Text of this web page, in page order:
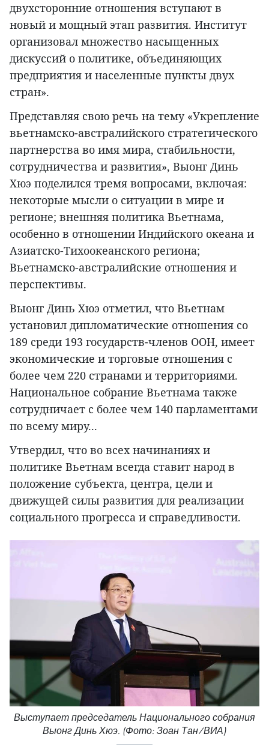
двухсторонние отношения вступают в
новый и мощный этап развития. Институт
организовал множество насыщенных
дискуссий о политике, объединяющих
предприятия и населенные пункты двух
стран».
Представляя свою речь на тему «Укрепление
вьетнамско-австралийского стратегического
партнерства во имя мира, стабильности,
сотрудничества и развития», Выонг Динь
Хюэ поделился тремя вопросами, включая:
некоторые мысли о ситуации в мире и
регионе; внешняя политика Вьетнама,
особенно в отношении Индийского океана и
Азиатско-Тихоокеанского региона;
Вьетнамско-австралийские отношения и
перспективы.
Выонг Динь Хюэ отметил, что Вьетнам
установил дипломатические отношения со
189 среди 193 государств-членов ООН, имеет
экономические и торговые отношения с
более чем 220 странами и территориями.
Национальное собрание Вьетнама также
сотрудничает с более чем 140 парламентами
по всему миру...
Утвердил, что во всех начинаниях и
политике Вьетнам всегда ставит народ в
положение субъекта, центра, цели и
движущей силы развития для реализации
социального прогресса и справедливости.
Выступает председатель Национального собрания
Выонг Динь Хюэ. (Фото: Зоан Тан/ВИА)